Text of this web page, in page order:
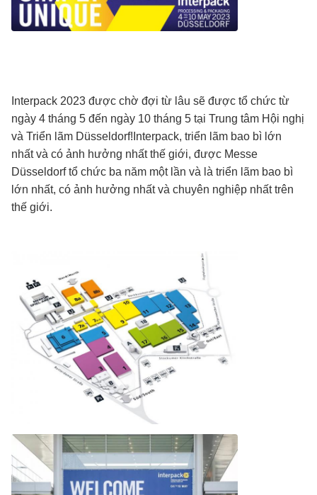
Interpack 2023 được chờ đợi từ lâu sẽ được tổ chức từ
ngày 4 tháng 5 đến ngày 10 tháng 5 tại Trung tâm Hội nghị
và Triển lãm Düsseldorf!Interpack, triển lãm bao bì lớn
nhất và có ảnh hưởng nhất thế giới, được Messe
Düsseldorf tổ chức ba năm một lần và là triển lãm bao bì
lớn nhất, có ảnh hưởng nhất và chuyên nghiệp nhất trên
thế giới.